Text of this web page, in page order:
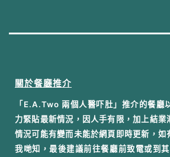
關於餐廳推介
「E.A.Two 兩個人醫吓肚」推介的餐廳
力緊貼最新情況，因人手有限，加上結業
情況可能有變而未能於網頁即時更新，如
我哋知，最後建議前往餐廳前致電或到